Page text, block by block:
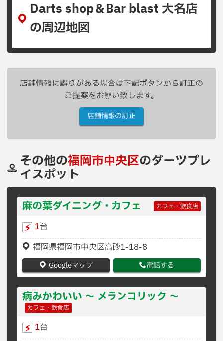
Darts shop＆Bar blast 大名店
の周辺地図
店舗情報に誤りがある場合は下記ボタンから訂正の
ご提案をお願い致します。
店舗情報の訂正
その他の福岡市中央区のダーツプレ
イスポット
麻の葉ダイニング・カフェ カフェ・飲食店
1台
福岡県福岡市中央区高砂1-18-8
Googleマップ 電話する
病みかわいい 〜 メランコリック 〜
カフェ・飲食店
1台